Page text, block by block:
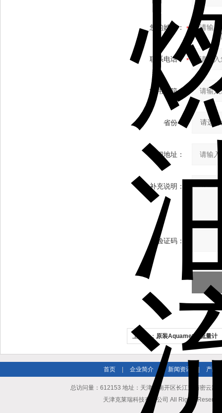
您的姓名：
联系电话：
常用邮箱：
省份：
详细地址：
补充说明：
验证码：
上一个： 原装Aquametro流量计
首页 企业简介 | 新闻资讯 | 产品
总访问量：612153 地址：天津市南开区长江道与密云
天津克莱瑞科技有限公司 All Rights